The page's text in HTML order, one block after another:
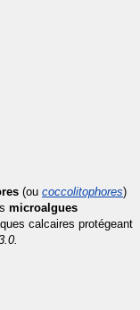
(ou coccolitophores)
microalgues
calcaires protégeant